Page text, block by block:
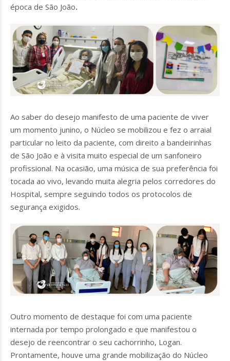
época de São João.
Ao saber do desejo manifesto de uma paciente de viver
um momento junino, o Núcleo se mobilizou e fez o arraial
particular no leito da paciente, com direito a bandeirinhas
de São João e à visita muito especial de um sanfoneiro
profissional. Na ocasião, uma música de sua preferência foi
tocada ao vivo, levando muita alegria pelos corredores do
Hospital, sempre seguindo todos os protocolos de
segurança exigidos.
Outro momento de destaque foi com uma paciente
internada por tempo prolongado e que manifestou o
desejo de reencontrar o seu cachorrinho, Logan.
Prontamente, houve uma grande mobilização do Núcleo